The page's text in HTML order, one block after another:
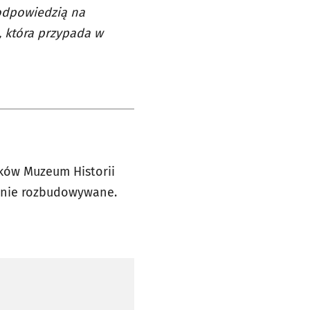
na
przypada w
Muzeum Historii
rozbudowywane.